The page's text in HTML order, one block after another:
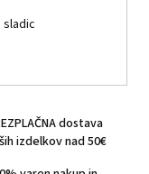
dostava
izdelkov nad 50€